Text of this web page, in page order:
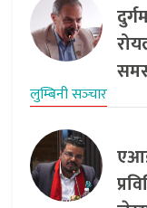
लुम्बिनी सञ्‍चार